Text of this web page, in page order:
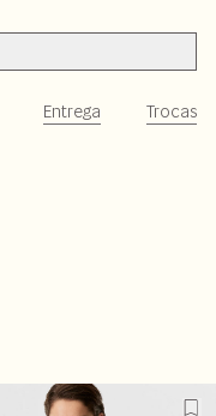
Entrega Trocas